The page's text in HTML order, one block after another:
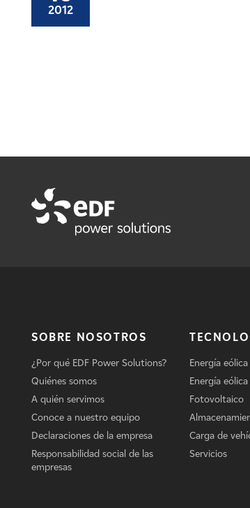
2012
SOBRE NOSOTROS
¿Por qué EDF Power Solutions?
Quiénes somos
A quién servimos
Conoce a nuestro equipo
Declaraciones de la empresa
Responsabilidad social de las
empresas
Energía
Energía
Fotovoltaico
Carga de
Servicios